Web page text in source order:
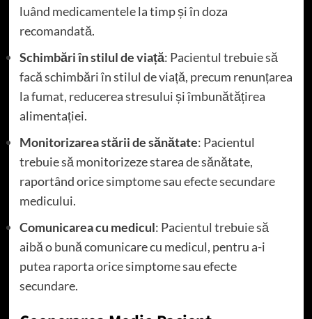
luând medicamentele la timp și în doza
recomandată.
Schimbări în stilul de viață: Pacientul trebuie să
facă schimbări în stilul de viață, precum renunțarea
la fumat, reducerea stresului și îmbunătățirea
alimentației.
Monitorizarea stării de sănătate: Pacientul
trebuie să monitorizeze starea de sănătate,
raportând orice simptome sau efecte secundare
medicului.
Comunicarea cu medicul: Pacientul trebuie să
aibă o bună comunicare cu medicul, pentru a-i
putea raporta orice simptome sau efecte
secundare.